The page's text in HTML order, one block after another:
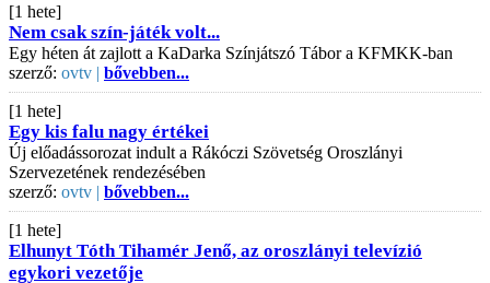
[1 hete]
Nem csak szín-játék volt...
Egy héten át zajlott a KaDarka Színjátszó Tábor a KFMKK-ban
szerző: ovtv | bővebben...
[1 hete]
Egy kis falu nagy értékei
Új előadássorozat indult a Rákóczi Szövetség Oroszlányi
Szervezetének rendezésében
szerző: ovtv | bővebben...
[1 hete]
Elhunyt Tóth Tihamér Jenő, az oroszlányi televízió
egykori vezetője